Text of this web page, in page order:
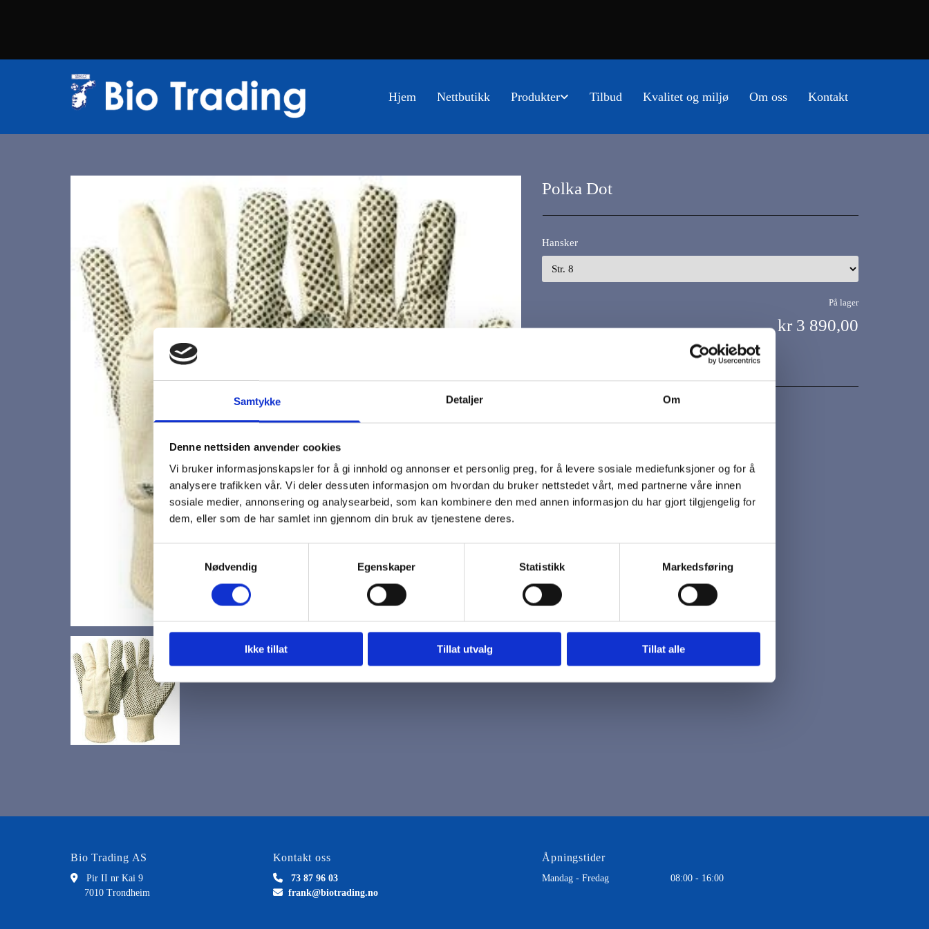
Samtykke Detaljer Om
Denne nettsiden anvender cookies
Vi bruker informasjonskapsler for å gi innhold og annonser et personlig preg, for å levere sosiale mediefunksjoner og for å
analysere trafikken vår. Vi deler dessuten informasjon om hvordan du bruker nettstedet vårt, med partnerne våre innen
sosiale medier, annonsering og analysearbeid, som kan kombinere den med annen informasjon du har gjort tilgjengelig for
dem, eller som de har samlet inn gjennom din bruk av tjenestene deres.
Nødvendig
Egenskaper Statistikk Markedsføring
Ikke tillat Tillat utvalg Tillat alle
Hjem Nettbutikk Produkter Tilbud Kvalitet og miljø Om oss Kontakt
Polka Dot
Hansker
På lager
kr 3 890,00
Med plastknotter.
Vern mot skitt og smuss.
8 oz. kraftig bomullskvalitet.
Pris per kartong 1x300 par.
Bio Trading AS
 Pir II nr Kai 9
7010 Trondheim
Kontakt oss
 73 87 96 03
 frank@biotrading.no
Åpningstider
Mandag - Fredag 08:00 - 16:00